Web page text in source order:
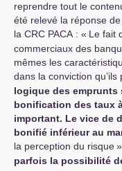
reprendre tout le
été relevé la réponse
la CRC PACA : « Le fait
commerciaux des
mêmes les
dans la conviction
logique des emprunts
bonification des taux
important. Le vice de
bonifié inférieur au
la perception du risque
parfois la possibilité